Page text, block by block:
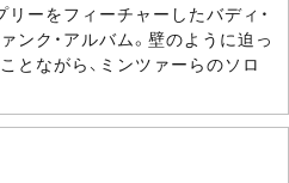
リーをフィーチャーしたバディ・
ンク・アルバム。壁のように迫っ
とながら、ミンツァーらのソロ